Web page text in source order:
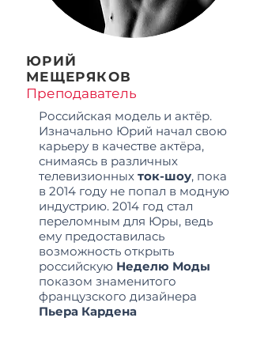
ЮРИЙ
МЕЩЕРЯКОВ
Преподаватель
Российская модель и актёр.
Изначально Юрий начал свою
карьеру в качестве актёра,
снимаясь в различных
телевизионных ток-шоу, пока
в 2014 году не попал в модную
индустрию. 2014 год стал
переломным для Юры, ведь
ему предоставилась
возможность открыть
российскую Неделю Моды
показом знаменитого
французского дизайнера
Пьера Кардена